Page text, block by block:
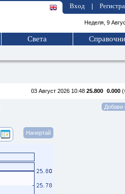
Вход
Неделя, 9
Света
03 Август 2026 10:48 25.800 0.000 (